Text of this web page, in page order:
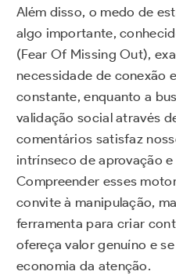
Além disso, o medo de
algo importante,
(Fear Of Missing Out),
necessidade de conexão
constante, enquanto a
validação social através
comentários satisfaz
intrínseco de aprovação
Compreender esses
convite à manipulação,
ferramenta para criar
ofereça valor genuíno e
economia da atenção.